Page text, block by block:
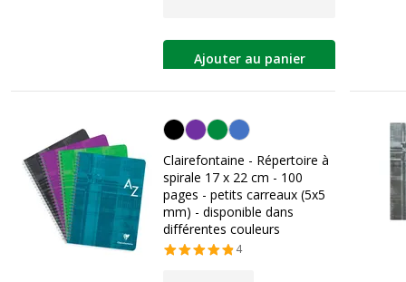
Ajouter au panier
Personnalisation de la couleur
Clairefontaine - Répertoire à
spirale 17 x 22 cm - 100
pages - petits carreaux (5x5
mm) - disponible dans
différentes couleurs
4